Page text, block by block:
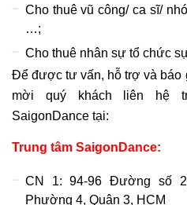
Cho thuê vũ công/ ca sĩ/
…;
Cho thuê nhân sự tổ chức
Để được tư vấn, hỗ trợ và báo
mời quý khách liên hệ
SaigonDance tại:
Trung tâm SaigonDance:
CN 1: 94-96 Đường số
Phường 4, Quận 3, HCM